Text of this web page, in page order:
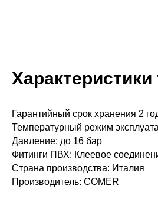
Характеристики
Гарантийный срок хранения 2
Температурный режим
Давление: до 16 бар
Фитинги ПВХ: Клеевое
Страна производства: Италия
Производитель: COMER